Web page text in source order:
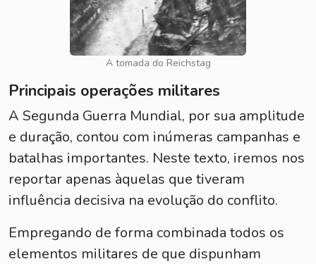
A tomada do Reichstag
Principais operações militares
A Segunda Guerra Mundial, por sua amplitude
e duração, contou com inúmeras campanhas e
batalhas importantes. Neste texto, iremos nos
reportar apenas àquelas que tiveram
influência decisiva na evolução do conflito.
Empregando de forma combinada todos os
elementos militares de que dispunham